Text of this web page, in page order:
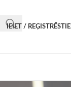
IEIET /